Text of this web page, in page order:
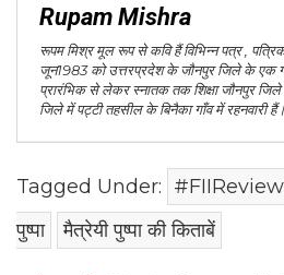
Rupam Mishra
रूपम मिश्र मूल रूप से कवि हैं विभिन्न पत्र ,
जून1983 को उत्तरप्रदेश के जौनपुर जिले के एक
प्रारंभिक से लेकर स्नातक तक शिक्षा जौनपुर जिले
जिले में पट्टी तहसील के बिनैका गाँव में रहनवारी हैं।
Tagged Under:
पुष्पा
मैत्रेयी पुष्पा की किताबें